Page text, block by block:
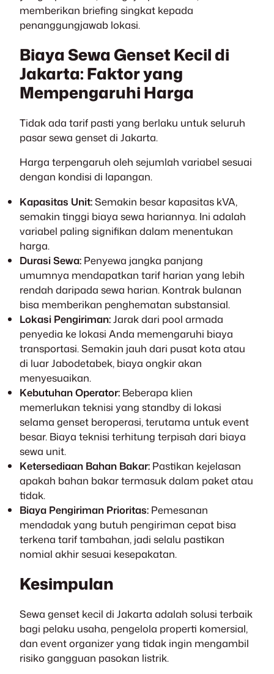
memberikan briefing singkat kepada
penanggungjawab lokasi.
Biaya Sewa Genset Kecil di
Jakarta: Faktor yang
Mempengaruhi Harga
Tidak ada tarif pasti yang berlaku untuk seluruh
pasar sewa genset di Jakarta.
Harga terpengaruh oleh sejumlah variabel sesuai
dengan kondisi di lapangan.
Kapasitas Unit:Semakin besar kapasitas kVA,
semakin tinggi biaya sewa hariannya. Ini adalah
variabel paling signifikan dalam menentukan
harga.
Durasi Sewa: Penyewa jangka panjang
umumnya mendapatkan tarif harian yang lebih
rendah daripada sewa harian. Kontrak bulanan
bisa memberikan penghematan substansial.
Lokasi Pengiriman:Jarak dari pool armada
penyedia ke lokasi Anda memengaruhi biaya
transportasi. Semakin jauh dari pusat kota atau
di luar Jabodetabek, biaya ongkir akan
menyesuaikan.
Kebutuhan Operator: Beberapa klien
memerlukan teknisi yang standby di lokasi
selama genset beroperasi, terutama untuk event
besar. Biaya teknisi terhitung terpisah dari biaya
sewa unit.
Ketersediaan Bahan Bakar: Pastikan kejelasan
apakah bahan bakar termasuk dalam paket atau
tidak.
Biaya Pengiriman Prioritas: Pemesanan
mendadak yang butuh pengiriman cepat bisa
terkena tarif tambahan, jadi selalu pastikan
nomial akhir sesuai kesepakatan.
Kesimpulan
Sewa genset kecil di Jakarta adalah solusi terbaik
bagi pelaku usaha, pengelola properti komersial,
dan event organizer yang tidak ingin mengambil
risiko gangguan pasokan listrik.